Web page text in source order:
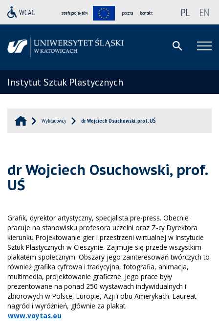
strefa projektów poczta kontakt PL EN
Instytut Sztuk Plastycznych
Wykładowcy dr Wojciech Osuchowski, prof. UŚ
dr Wojciech Osuchowski, prof.
UŚ
Grafik, dyrektor artystyczny, specjalista pre-press. Obecnie
pracuje na stanowisku profesora uczelni oraz Z-cy Dyrektora
kierunku Projektowanie gier i przestrzeni wirtualnej w Instytucie
Sztuk Plastycznych w Cieszynie. Zajmuje się przede wszystkim
plakatem społecznym. Obszary jego zainteresowań twórczych to
również grafika cyfrowa i tradycyjna, fotografia, animacja,
multimedia, projektowanie graficzne. Jego prace były
prezentowane na ponad 250 wystawach indywidualnych i
zbiorowych w Polsce, Europie, Azji i obu Amerykach. Laureat
nagród i wyróżnień, głównie za plakat.
www.voytas.eu